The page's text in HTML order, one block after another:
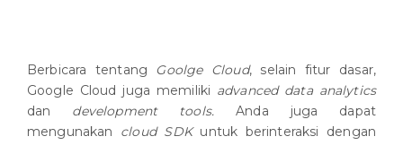
Berbicara tentang Goolge Cloud, selain fitur dasar,
Google Cloud juga memiliki advanced data analytics
dan development tools. Anda juga dapat
mengunakan cloud SDKuntuk berinteraksi dengan